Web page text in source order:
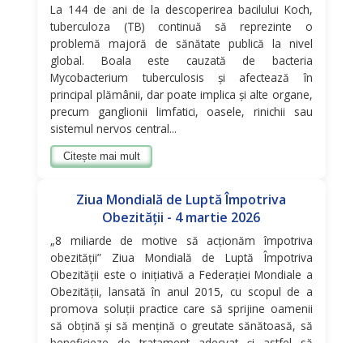
La 144 de ani de la descoperirea bacilului Koch,
tuberculoza (TB) continuă să reprezinte o
problemă majoră de sănătate publică la nivel
global. Boala este cauzată de bacteria
Mycobacterium tuberculosis și afectează în
principal plămânii, dar poate implica și alte organe,
precum ganglionii limfatici, oasele, rinichii sau
sistemul nervos central...
Citește mai mult
Ziua Mondială de Luptă Împotriva
Obezității - 4 martie 2026
„8 miliarde de motive să acționăm împotriva
obezității” Ziua Mondială de Luptă Împotriva
Obezității este o inițiativă a Federației Mondiale a
Obezității, lansată în anul 2015, cu scopul de a
promova soluții practice care să sprijine oamenii
să obțină și să mențină o greutate sănătoasă, să